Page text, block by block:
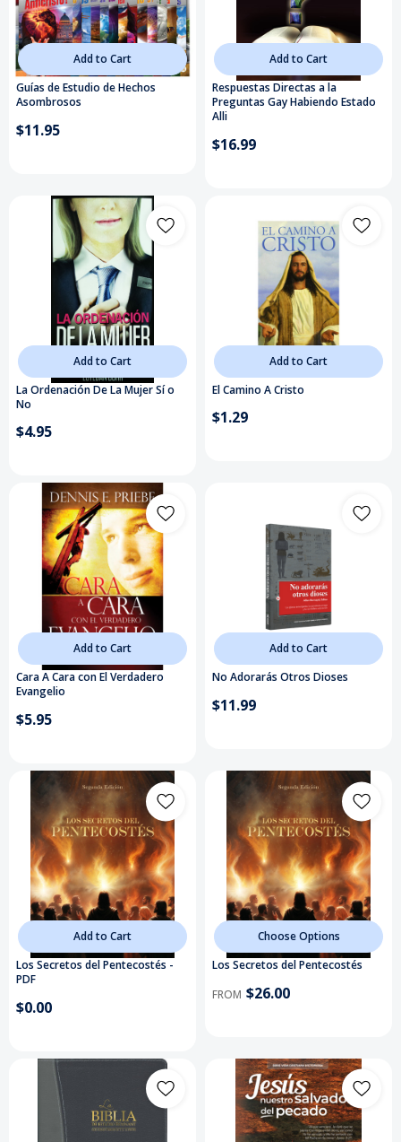
Add to Cart
Guías de Estudio de Hechos
Asombrosos
$11.95
Add to Cart
Respuestas Directas a la
Preguntas Gay Habiendo Estado
Alli
$16.99
Add to Cart
La Ordenación De La Mujer Sí o
No
$4.95
Add to Cart
El Camino A Cristo
$1.29
Add to Cart
Cara A Cara con El Verdadero
Evangelio
$5.95
Add to Cart
No Adorarás Otros Dioses
$11.99
Add to Cart
Los Secretos del Pentecostés -
PDF
$0.00
Choose Options
Los Secretos del Pentecostés
FROM $26.00